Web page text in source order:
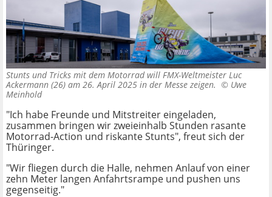
Stunts und Tricks mit dem Motorrad will FMX-Weltmeister Luc
Ackermann (26) am 26. April 2025 in der Messe zeigen. © Uwe
Meinhold
"Ich habe Freunde und Mitstreiter eingeladen,
zusammen bringen wir zweieinhalb Stunden rasante
Motorrad-Action und riskante Stunts", freut sich der
Thüringer.
"Wir fliegen durch die Halle, nehmen Anlauf von einer
zehn Meter langen Anfahrtsrampe und pushen uns
gegenseitig."